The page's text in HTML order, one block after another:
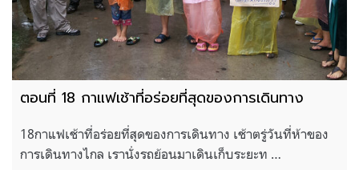
ตอนที่ 18 กาแฟเช้าที่อร่อยที่สุดของการเดินทาง
18กาแฟเช้าที่อร่อยที่สุดของการเดินทาง เช้าตรู่วันที่ห้าของ
การเดินทางไกล เรานั่งรถย้อนมาเดินเก็บระยะท …